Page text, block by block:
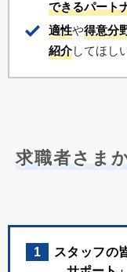
できるパート
適性や得意分
紹介してほし
求職者さま
1
スタッフの